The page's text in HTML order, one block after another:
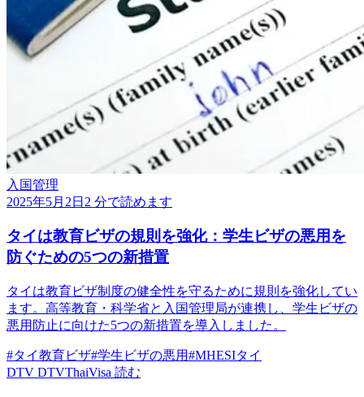
入国管理
2025年5月2日 2 分で読めます
タイは教育ビザの規則を強化：学生ビザの悪用を
防ぐための5つの新措置
タイは教育ビザ制度の健全性を守るために規則を強化してい
ます。高等教育・科学省と入国管理局が連携し、学生ビザの
悪用防止に向けた5つの新措置を導入しました。
#タイ教育ビザ#学生ビザの悪用#MHESIタイ
DTV DTVThaiVisa 読む